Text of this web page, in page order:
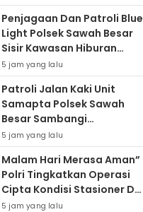
Penjagaan Dan Patroli Blue
Light Polsek Sawah Besar
Sisir Kawasan Hiburan
Malam, Cegah Tawuran
dan Balap Liar
5 jam yang lalu
Patroli Jalan Kaki Unit
Samapta Polsek Sawah
Besar Sambangi
Kemenkeu, Pastikan
Situasi Kamtibmas Tetap
Kondusif
5 jam yang lalu
Malam Hari Merasa Aman”
Polri Tingkatkan Operasi
Cipta Kondisi Stasioner Di
Sawah Besar
5 jam yang lalu